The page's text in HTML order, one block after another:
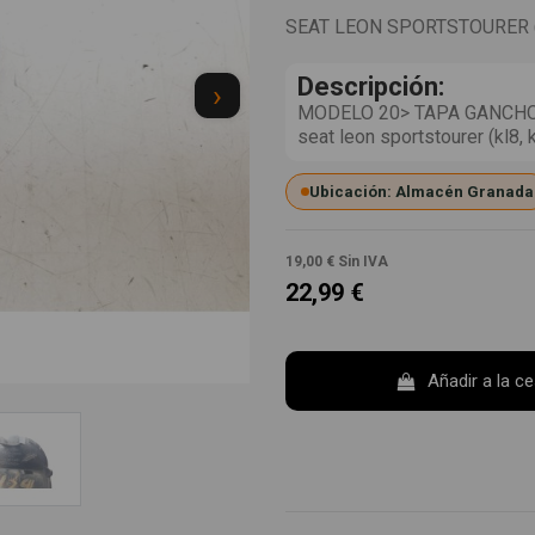
›
SEAT LEON
Descripción:
MODELO 20> TAPA
seat leon sportstourer (kl8,
Ubicación: Almacén Granada
19,00 € Sin IVA
22,99 €
Añadir a la